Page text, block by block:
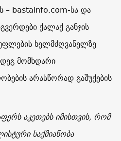
– bastainfo.com-სა და
ქალაქ განჯის
ხელმძღვანელზე
მომხდარი
არასწორად გაშუქების
აკეთებს იმისთვის, რომ
საქმიანობა